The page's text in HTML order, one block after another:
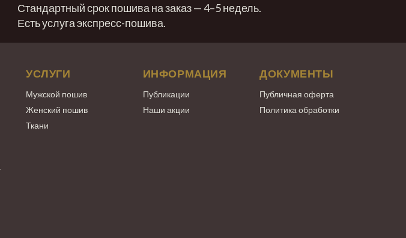
Стандартный срок пошива на заказ — 4–5 недель.
Есть услуга экспресс-пошива.
УСЛУГИ
Мужской пошив
Женский пошив
Ткани
ИНФОРМАЦИЯ
Публикации
Наши акции
ДОКУМЕНТЫ
Публичная оферта
Политика обработки